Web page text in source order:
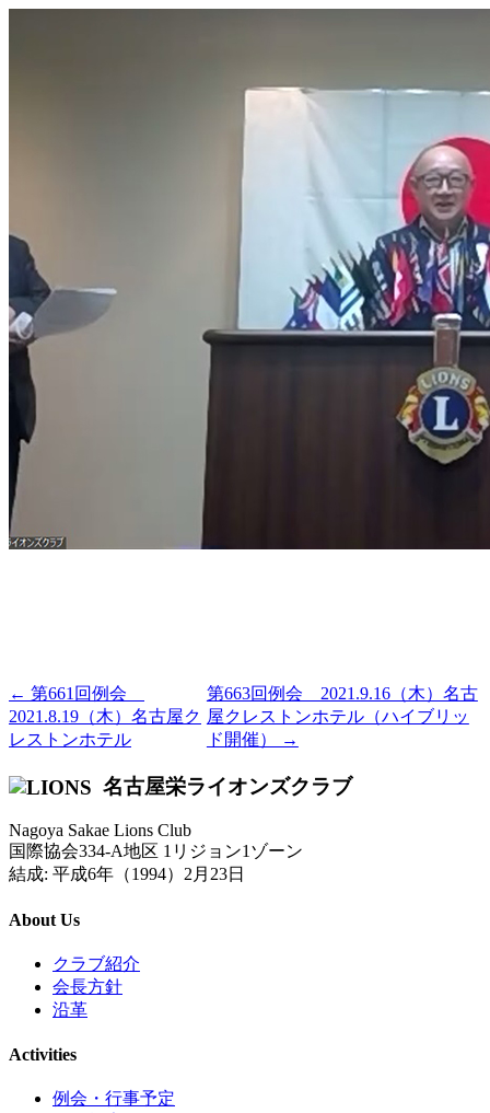
← 第661回例会
2021.8.19（木）名古屋ク
レストンホテル
第663回例会 2021.9.16（木）名古
屋クレストンホテル（ハイブリッ
ド開催） →
名古屋栄ライオンズクラブ
Nagoya Sakae Lions Club
国際協会334-A地区 1リジョン1ゾーン
結成: 平成6年（1994）2月23日
About Us
クラブ紹介
会長方針
沿革
Activities
例会・行事予定